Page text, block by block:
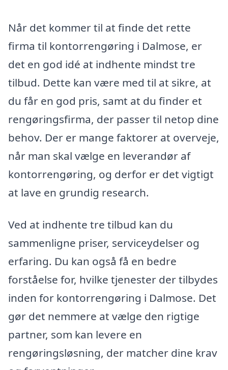
Når det kommer til at finde det rette
firma til kontorrengøring i Dalmose, er
det en god idé at indhente mindst tre
tilbud. Dette kan være med til at sikre, at
du får en god pris, samt at du finder et
rengøringsfirma, der passer til netop dine
behov. Der er mange faktorer at overveje,
når man skal vælge en leverandør af
kontorrengøring, og derfor er det vigtigt
at lave en grundig research.
Ved at indhente tre tilbud kan du
sammenligne priser, serviceydelser og
erfaring. Du kan også få en bedre
forståelse for, hvilke tjenester der tilbydes
inden for kontorrengøring i Dalmose. Det
gør det nemmere at vælge den rigtige
partner, som kan levere en
rengøringsløsning, der matcher dine krav